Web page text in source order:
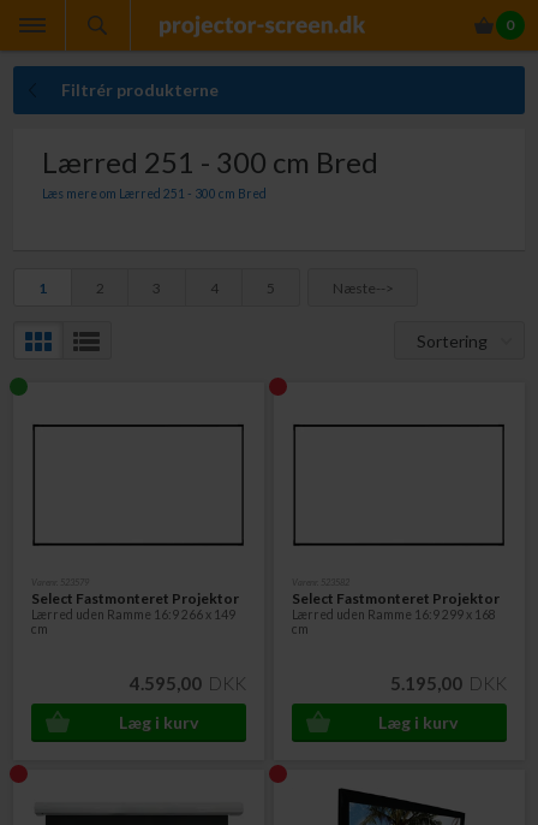
0
Filtrér produkterne
Lærred 251 - 300 cm Bred
Læs mere om Lærred 251 - 300 cm Bred
1 2 3 4 5 Næste-->
Sortering
Select Fastmonteret Projektor
Lærred uden Ramme 16:9 266 x 149
cm
4.595,00 DKK
Select Fastmonteret Projektor
Lærred uden Ramme 16:9 299 x 168
cm
5.195,00 DKK